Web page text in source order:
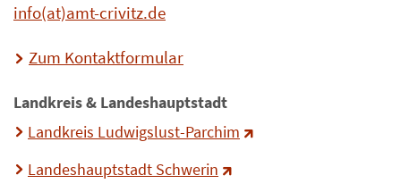
info(at)amt-crivitz.de
Zum Kontaktformular
Landkreis & Landeshauptstadt
Landkreis Ludwigslust-Parchim
Landeshauptstadt Schwerin